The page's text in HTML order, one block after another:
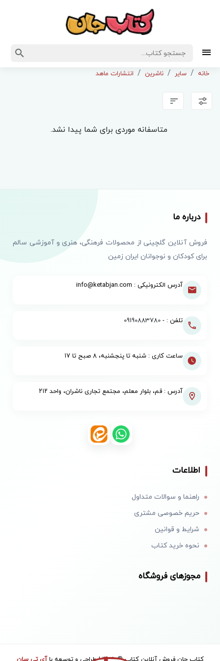
خانه سایر ناشرین انتشارات ماهد
متاسفانه موردی برای شما پیدا نشد.
درباره ما
فروش آنلاین گلچینی از محصولات فرهنگی، هنری و آموزشی سالم
برای کودکان و نوجوانان ایران زمین
آدرس الکترونیکی : info@ketabjan.com
تلفن : -09190883780
ساعت کاری : شنبه تا پنجشنبه، ۸ صبح تا ۱۷
آدرس : قم، بلوار معلم، مجتمع تجاری ناشران، واحد ۲۱۲
اطلاعات
راهنما و سوالات متداول
حریم خصوصی مشتری
شرایط و قوانین
نحوه خرید کتاب
مجوزهای فروشگاه